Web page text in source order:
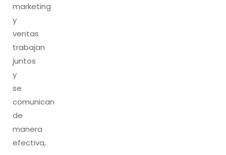
marketing
y
ventas
trabajan
juntos
y
se
comunican
de
manera
efectiva,